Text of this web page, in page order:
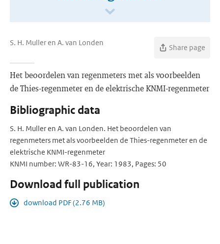
S. H. Muller en A. van Londen
Share page
Het beoordelen van regenmeters met als voorbeelden
de Thies-regenmeter en de elektrische KNMI-regenmeter
Bibliographic data
S. H. Muller en A. van Londen. Het beoordelen van
regenmeters met als voorbeelden de Thies-regenmeter en de
elektrische KNMI-regenmeter
KNMI number: WR-83-16, Year: 1983, Pages: 50
Download full publication
download PDF (2.76 MB)